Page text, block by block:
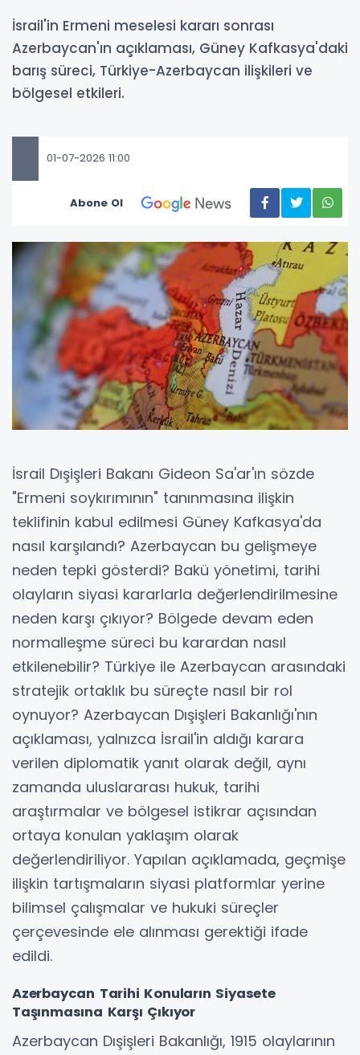
İsrail'in Ermeni meselesi kararı sonrası
Azerbaycan'ın açıklaması, Güney Kafkasya'daki
barış süreci, Türkiye-Azerbaycan ilişkileri ve
bölgesel etkileri.
01-07-2026 11:00
Abone Ol
İsrail Dışişleri Bakanı Gideon Sa'ar'ın sözde
"Ermeni soykırımının" tanınmasına ilişkin
teklifinin kabul edilmesi Güney Kafkasya'da
nasıl karşılandı? Azerbaycan bu gelişmeye
neden tepki gösterdi? Bakü yönetimi, tarihi
olayların siyasi kararlarla değerlendirilmesine
neden karşı çıkıyor? Bölgede devam eden
normalleşme süreci bu karardan nasıl
etkilenebilir? Türkiye ile Azerbaycan arasındaki
stratejik ortaklık bu süreçte nasıl bir rol
oynuyor? Azerbaycan Dışişleri Bakanlığı'nın
açıklaması, yalnızca İsrail'in aldığı karara
verilen diplomatik yanıt olarak değil, aynı
zamanda uluslararası hukuk, tarihi
araştırmalar ve bölgesel istikrar açısından
ortaya konulan yaklaşım olarak
değerlendiriliyor. Yapılan açıklamada, geçmişe
ilişkin tartışmaların siyasi platformlar yerine
bilimsel çalışmalar ve hukuki süreçler
çerçevesinde ele alınması gerektiği ifade
edildi.
Azerbaycan Tarihi Konuların Siyasete
Taşınmasına Karşı Çıkıyor
Azerbaycan Dışişleri Bakanlığı, 1915 olaylarının